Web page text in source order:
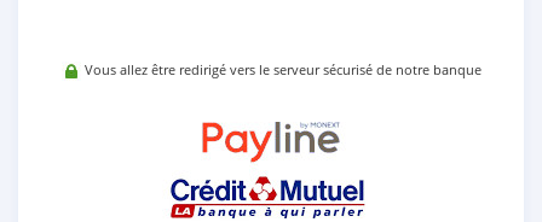
Vous allez être redirigé vers le serveur sécurisé de notre banque